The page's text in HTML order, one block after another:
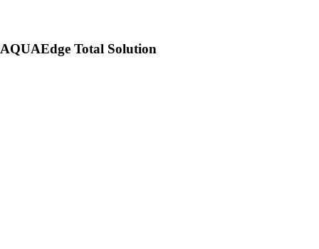
AQUAEdge Total Solution